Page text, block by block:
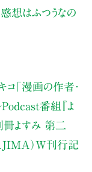
感想はふつうなの
コ「漫画の作者・
番組『よ
冊よすみ 第二
）W刊行記